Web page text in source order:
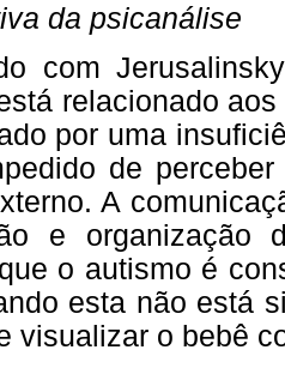
da psicanálise
com
relacionado
por uma
de
A
e organização
o autismo é
esta não está
visualizar o bebê